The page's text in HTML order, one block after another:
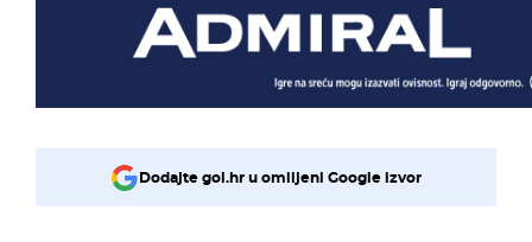
Dodajte gol.hr u omiljeni Google izvor